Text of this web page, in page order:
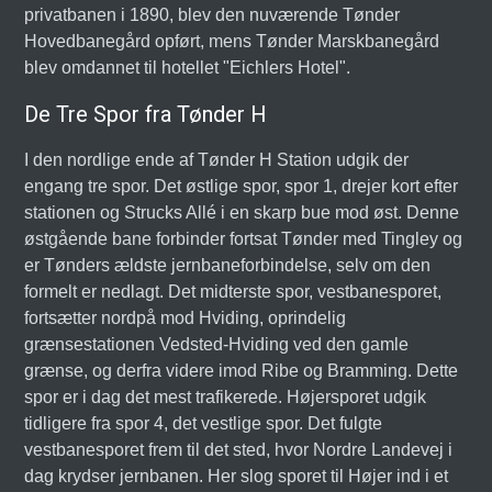
privatbanen i 1890, blev den nuværende Tønder
Hovedbanegård opført, mens Tønder Marskbanegård
blev omdannet til hotellet "Eichlers Hotel".
De Tre Spor fra Tønder H
I den nordlige ende af Tønder H Station udgik der
engang tre spor. Det østlige spor, spor 1, drejer kort efter
stationen og Strucks Allé i en skarp bue mod øst. Denne
østgående bane forbinder fortsat Tønder med Tingley og
er Tønders ældste jernbaneforbindelse, selv om den
formelt er nedlagt. Det midterste spor, vestbanesporet,
fortsætter nordpå mod Hviding, oprindelig
grænsestationen Vedsted-Hviding ved den gamle
grænse, og derfra videre imod Ribe og Bramming. Dette
spor er i dag det mest trafikerede. Højersporet udgik
tidligere fra spor 4, det vestlige spor. Det fulgte
vestbanesporet frem til det sted, hvor Nordre Landevej i
dag krydser jernbanen. Her slog sporet til Højer ind i et